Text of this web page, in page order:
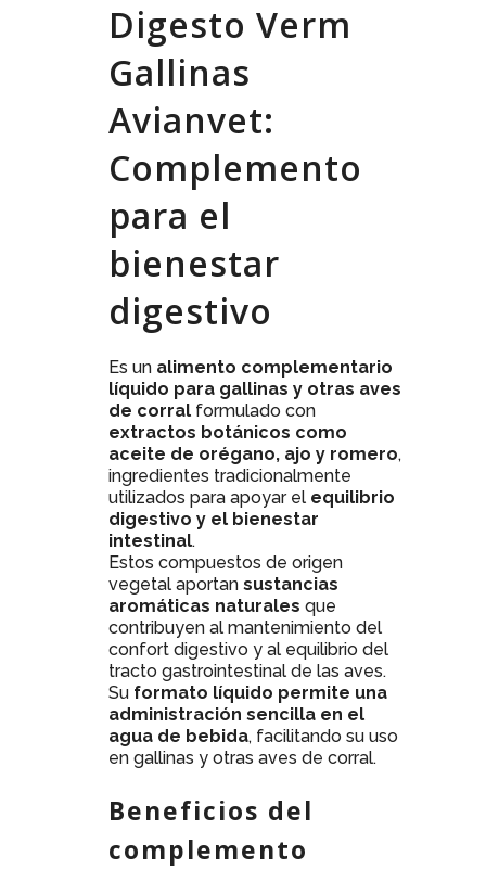
Digesto Verm
Gallinas
Avianvet:
Complemento
para el
bienestar
digestivo
Es un alimento complementario
líquido para gallinas y otras aves
de corral formulado con
extractos botánicos como
aceite de orégano, ajo y romero,
ingredientes tradicionalmente
utilizados para apoyar el equilibrio
digestivo y el bienestar
intestinal.
Estos compuestos de origen
vegetal aportan sustancias
aromáticas naturales que
contribuyen al mantenimiento del
confort digestivo y al equilibrio del
tracto gastrointestinal de las aves.
Su formato líquido permite una
administración sencilla en el
agua de bebida, facilitando su uso
en gallinas y otras aves de corral.
Beneficios del
complemento